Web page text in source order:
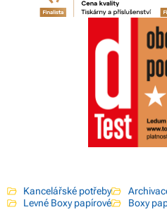
Kancelářské potřeby
Levné Boxy papírové
Boxy